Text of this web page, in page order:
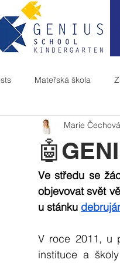
Mateřská škola
Marie Čechová
Ve středu se
objevovat svět
u stánku
V roce 2011, u
instituce a